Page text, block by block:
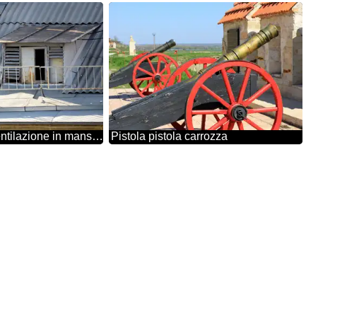
Finestra di ventilazione in mansarda Pistola pistola carrozza